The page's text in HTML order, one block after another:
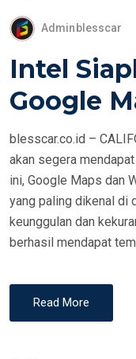
Adminblesscar
Intel
Google
blesscar.co.id –
akan segera
ini, Google Maps dan
yang paling dikenal di
keunggulan dan
berhasil mendapat
Read More